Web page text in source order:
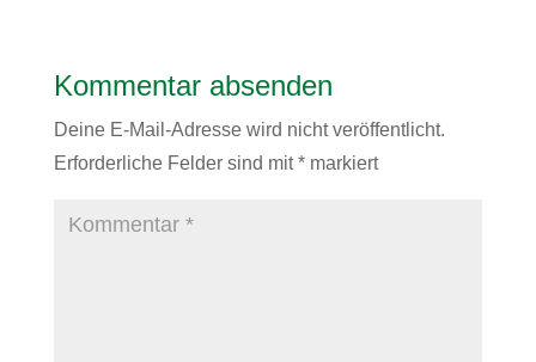
Kommentar absenden
Deine E-Mail-Adresse wird nicht veröffentlicht.
Erforderliche Felder sind mit*markiert